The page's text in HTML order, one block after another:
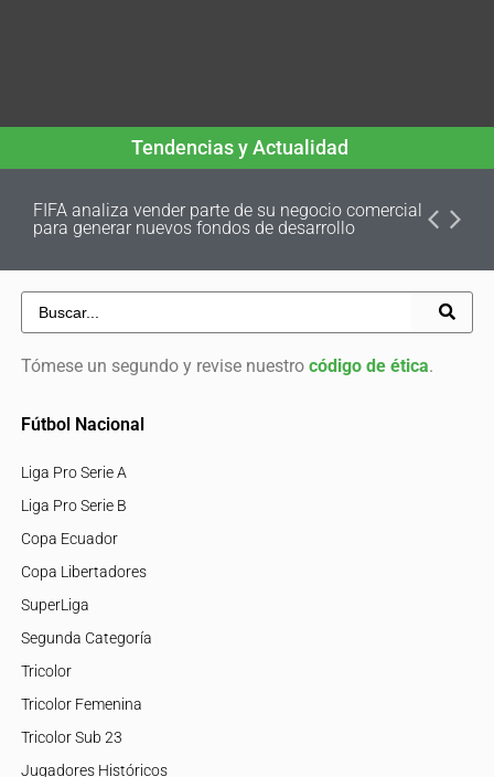
Tendencias y Actualidad
FIFA analiza vender parte de su negocio comercial
para generar nuevos fondos de desarrollo
Tómese un segundo y revise nuestro código de ética.
Fútbol Nacional
Liga Pro Serie A
Liga Pro Serie B
Copa Ecuador
Copa Libertadores
SuperLiga
Segunda Categoría
Tricolor
Tricolor Femenina
Tricolor Sub 23
Jugadores Históricos